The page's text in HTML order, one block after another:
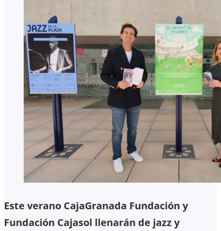
Este verano CajaGranada Fundación y
Fundación Cajasol llenarán de jazz y